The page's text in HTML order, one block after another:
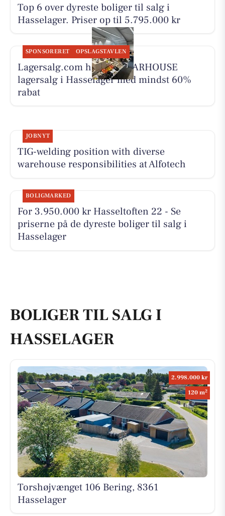
Top 6 over dyreste boliger til salg i
Hasselager. Priser op til 5.795.000 kr
SPONSORERET OPSLAGSTAVLEN
Lagersalg.com holder WEARHOUSE
lagersalg i Hasselager med mindst 60%
rabat
JOBNYT
TIG-welding position with diverse
warehouse responsibilities at Alfotech
BOLIGMARKED
For 3.950.000 kr Hasseltoften 22 - Se
priserne på de dyreste boliger til salg i
Hasselager
BOLIGER TIL SALG I
HASSELAGER
2.998.000 kr
120 m2
Torshøjvænget 106 Bering, 8361
Hasselager